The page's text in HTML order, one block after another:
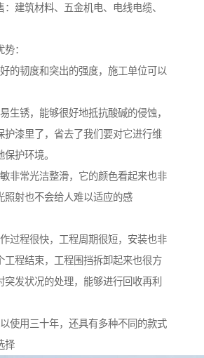
建筑材料、五金机电、电线电缆、
优势：
的韧度和突出的强度，施工单位可以
生锈，能够很好地抵抗酸碱的侵蚀，
护漆里了，省去了我们要对它进行维
保护环境。
非常光洁整滑，它的颜色看起来也非
照射也不会给人难以适应的感
过程很快，工程周期很短，安装也非
工程结束，工程围挡拆卸起来也很方
突发状况的处理，能够进行回收再利
使用三十年，还具有多种不同的款式
择